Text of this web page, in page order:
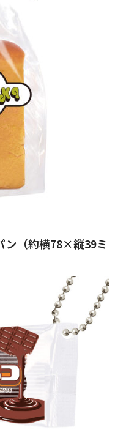
ン（約横78×縦39ミ